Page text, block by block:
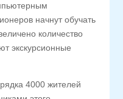
начнут обучать
количество
экскурсионные
4000 жителей